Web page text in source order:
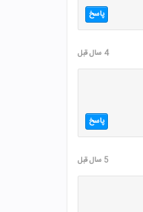
پاسخ
4 سال قبل
پاسخ
5 سال قبل